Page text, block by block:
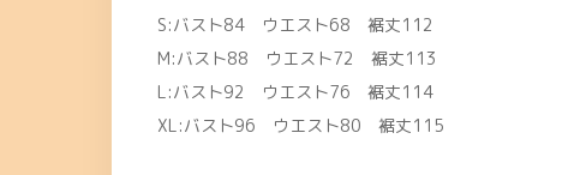
S:バスト84 ウエスト68 裾丈112
M:バスト88 ウエスト72 裾丈113
L:バスト92 ウエスト76 裾丈114
XL:バスト96 ウエスト80 裾丈115